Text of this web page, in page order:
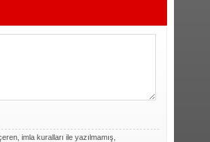
imla kuralları ile yazılmamış,